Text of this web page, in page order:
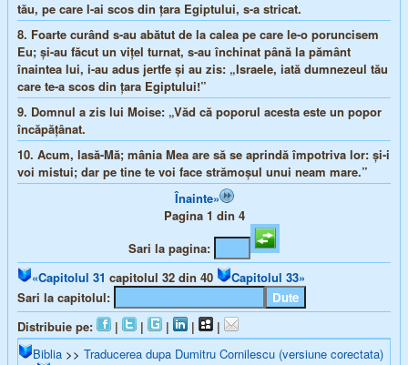
tău, pe care l-ai scos din ţara Egiptului, s-a stricat.
8. Foarte curând s-au abătut de la calea pe care le-o poruncisem
Eu; şi-au făcut un viţel turnat, s-au închinat până la pământ
înaintea lui, i-au adus jertfe şi au zis: „Israele, iată dumnezeul tău
care te-a scos din ţara Egiptului!”
9. Domnul a zis lui Moise: „Văd că poporul acesta este un popor
încăpăţânat.
10. Acum, lasă-Mă; mânia Mea are să se aprindă împotriva lor: şi-i
voi mistui; dar pe tine te voi face strămoşul unui neam mare.”
Înainte»
Pagina 1 din 4
Sari la pagina:
«Capitolul 31 capitolul 32 din 40
Capitolul 33»
Sari la capitolul:
Distribuie pe:
| | | |
|
Biblia >> Traducerea dupa Dumitru Cornilescu (versiune corectata)